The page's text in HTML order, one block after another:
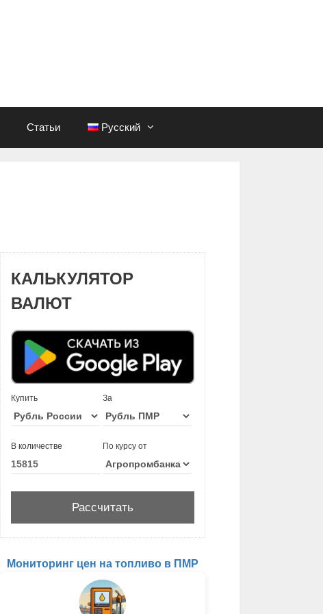
Статьи Русский
КАЛЬКУЛЯТОР
ВАЛЮТ
Купить За
В количестве По курсу от
Мониторинг цен на топливо в ПМР